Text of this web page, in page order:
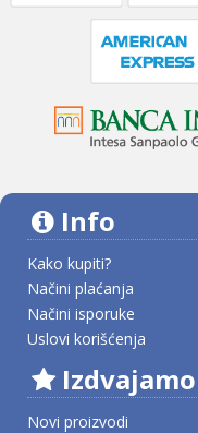
Info
Kako kupiti?
Načini plaćanja
Načini isporuke
Uslovi korišćenja
Izdvajamo
Novi proizvodi